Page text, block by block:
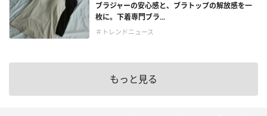
ブラジャーの安心感と、ブラトップの解放感を一
枚に。下着専門ブラ...
＃トレンドニュース
もっと見る